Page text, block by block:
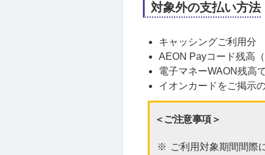
対象外の支払い方法
キャッシングご利用分
AEON Payコード残高
電子マネーWAON残高
イオンカードをご掲示
＜ご注意事項＞
ご利用対象期間間際